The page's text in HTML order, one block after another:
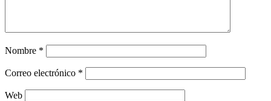
Nombre *
Correo electrónico *
Web